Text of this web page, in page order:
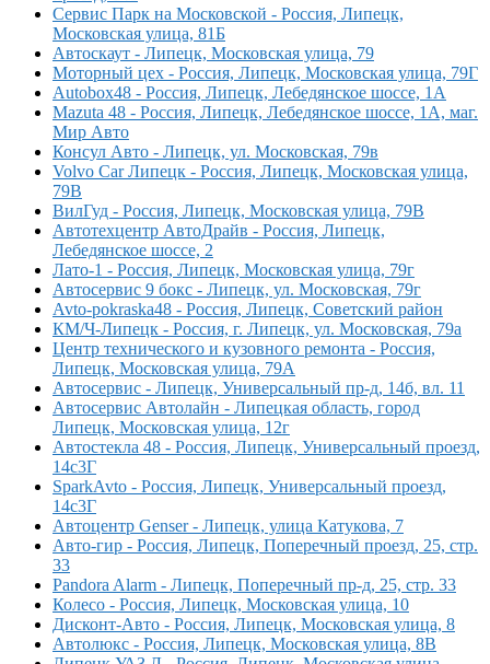
Сервис Парк на Московской - Россия, Липецк,
Московская улица, 81Б
Автоскаут - Липецк, Московская улица, 79
Моторный цех - Россия, Липецк, Московская улица, 79Г
Autobox48 - Россия, Липецк, Лебедянское шоссе, 1А
Mazuta 48 - Россия, Липецк, Лебедянское шоссе, 1А, маг.
Мир Авто
Консул Авто - Липецк, ул. Московская, 79в
Volvo Car Липецк - Россия, Липецк, Московская улица,
79В
ВилГуд - Россия, Липецк, Московская улица, 79В
Автотехцентр АвтоДрайв - Россия, Липецк,
Лебедянское шоссе, 2
Лато-1 - Россия, Липецк, Московская улица, 79г
Автосервис 9 бокс - Липецк, ул. Московская, 79г
Avto-pokraska48 - Россия, Липецк, Советский район
КМ/Ч-Липецк - Россия, г. Липецк, ул. Московская, 79а
Центр технического и кузовного ремонта - Россия,
Липецк, Московская улица, 79А
Автосервис - Липецк, Универсальный пр-д, 14б, вл. 11
Автосервис Автолайн - Липецкая область, город
Липецк, Московская улица, 12г
Автостекла 48 - Россия, Липецк, Универсальный проезд,
14с3Г
SparkAvto - Россия, Липецк, Универсальный проезд,
14с3Г
Автоцентр Genser - Липецк, улица Катукова, 7
Авто-гир - Россия, Липецк, Поперечный проезд, 25, стр.
33
Pandora Alarm - Липецк, Поперечный пр-д, 25, стр. 33
Колесо - Россия, Липецк, Московская улица, 10
Дисконт-Авто - Россия, Липецк, Московская улица, 8
Автолюкс - Россия, Липецк, Московская улица, 8В